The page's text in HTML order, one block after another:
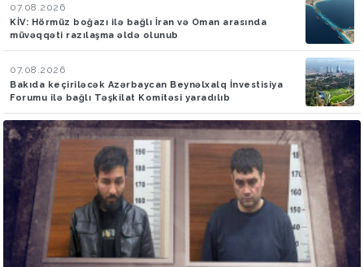
07.08.2026
KİV: Hörmüz boğazı ilə bağlı İran və Oman arasında
müvəqqəti razılaşma əldə olunub
07.08.2026
Bakıda keçiriləcək Azərbaycan Beynəlxalq İnvestisiya
Forumu ilə bağlı Təşkilat Komitəsi yaradılıb